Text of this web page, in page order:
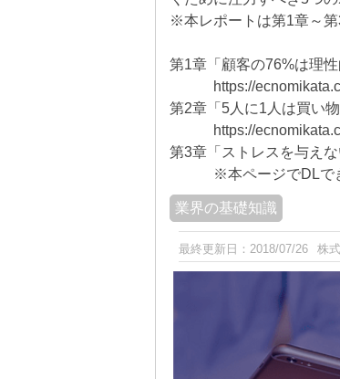
※本レポートは第1章～第
第1章「顧客の76%は理
https://
第2章「5人に1人は買い
https://
第3章「ストレスを与
※本ページでDLでき
業界の基礎知識
最終更新日： 2018/07/26 株